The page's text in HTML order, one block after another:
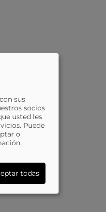
sus
socios
usted les
Puede
o
todas